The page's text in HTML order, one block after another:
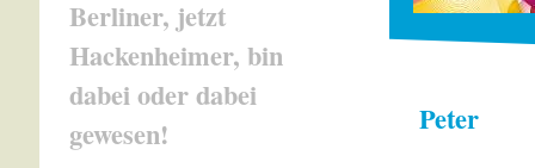
Peter
Berliner, jetzt
Hackenheimer, bin
dabei oder dabei
gewesen!